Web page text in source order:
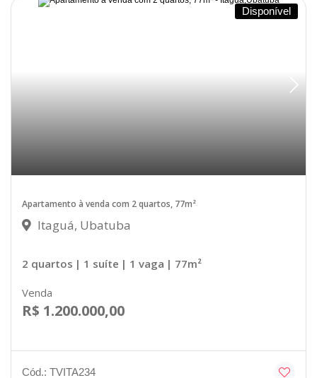
Disponível
Apartamento à venda com 2 quartos, 77m²
Itaguá, Ubatuba
2 quartos | 1 suíte | 1 vaga | 77m²
Venda
R$ 1.200.000,00
Cód.: TVITA234